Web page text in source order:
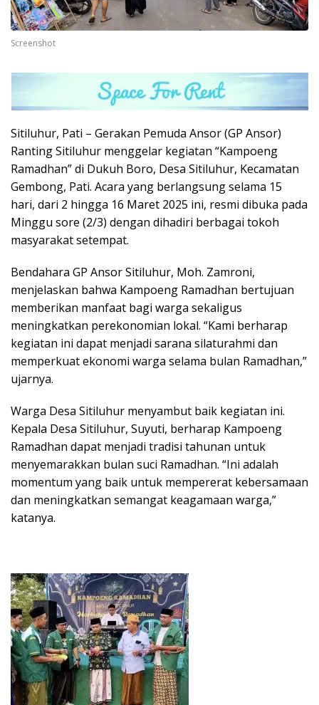
Screenshot
Sitiluhur, Pati – Gerakan Pemuda Ansor (GP Ansor)
Ranting Sitiluhur menggelar kegiatan “Kampoeng
Ramadhan” di Dukuh Boro, Desa Sitiluhur, Kecamatan
Gembong, Pati. Acara yang berlangsung selama 15
hari, dari 2 hingga 16 Maret 2025 ini, resmi dibuka pada
Minggu sore (2/3) dengan dihadiri berbagai tokoh
masyarakat setempat.
Bendahara GP Ansor Sitiluhur, Moh. Zamroni,
menjelaskan bahwa Kampoeng Ramadhan bertujuan
memberikan manfaat bagi warga sekaligus
meningkatkan perekonomian lokal. “Kami berharap
kegiatan ini dapat menjadi sarana silaturahmi dan
memperkuat ekonomi warga selama bulan Ramadhan,”
ujarnya.
Warga Desa Sitiluhur menyambut baik kegiatan ini.
Kepala Desa Sitiluhur, Suyuti, berharap Kampoeng
Ramadhan dapat menjadi tradisi tahunan untuk
menyemarakkan bulan suci Ramadhan. “Ini adalah
momentum yang baik untuk mempererat kebersamaan
dan meningkatkan semangat keagamaan warga,”
katanya.